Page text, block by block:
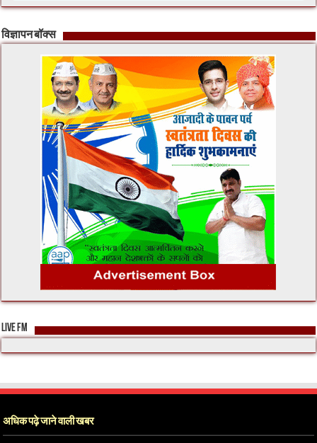
विज्ञापन बॉक्स
LIVE FM
अधिक पढ़े जाने वाली खबर